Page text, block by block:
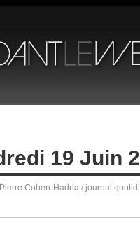
19 Juin
Cohen-Hadria / journal